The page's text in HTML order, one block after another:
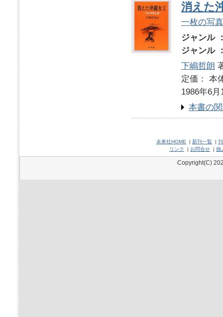
消えた
一枚の写
ジャンル
ジャンル
下嶋哲朗
定価：
1986年6月
本書の
未來社HOME | 新刊一覧 |
リンク
| お問合せ | 個
Copyright(C)